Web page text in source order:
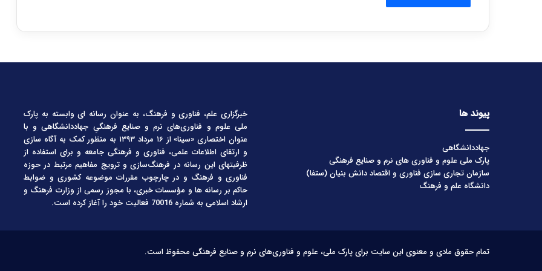
پیوند ها
جهاددانشگاهی
پارک ملی علوم و فناوری های نرم و صنایع فرهنگی
سازمان تجاری سازی فناوری و اقتصاد دانش بنیان (ستفا)
دانشگاه علم و فرهنگ
خبرگزاری علم، فناوری و فرهنگ، به عنوان رسانه ای وابسته به پارک
ملی علوم و فناوری‌های نرم و صنایع فرهنگیِ جهاددانشگاهی و با
عنوان اختصاری «سینا» از ۱۶ مرداد ۱۳۹۳ به منظور کمک به آگاه سازی
و ارتقای اطلاعات علمی، فناوری و فرهنگی جامعه و برای استفاده از
ظرفیتهای این رسانه در فرهنگ‌سازی و ترویج مفاهیم مرتبط در حوزه
فناوری و فرهنگ و در چارچوب مقررات موضوعه کشوری و ضوابط
حاکم بر رسانه ها و مؤسسات خبری، با مجوز رسمی از وزارت فرهنگ و
ارشاد اسلامی به شماره 70016 فعالیت خود را آغاز کرده است.
تمام حقوق مادی و معنوی این سایت برای پارک ملی، علوم و فناوری‌های نرم و صنایع فرهنگی محفوظ است.